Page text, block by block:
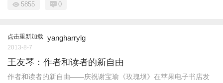
5855 0
点击重新加载 yangharrylg
2013-8-7
王友琴：作者和读者的新自由
作者和读者的新自由——庆祝谢宝瑜《玫瑰坝》在苹果电子书店发